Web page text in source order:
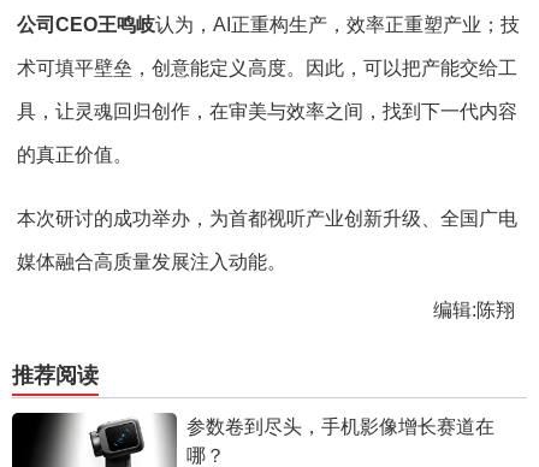
公司CEO王鸣岐认为，AI正重构生产，效率正重塑产业；技
术可填平壁垒，创意能定义高度。因此，可以把产能交给工
具，让灵魂回归创作，在审美与效率之间，找到下一代内容
的真正价值。
本次研讨的成功举办，为首都视听产业创新升级、全国广电
媒体融合高质量发展注入动能。
编辑:陈翔
推荐阅读
参数卷到尽头，手机影像增长赛道在
哪？